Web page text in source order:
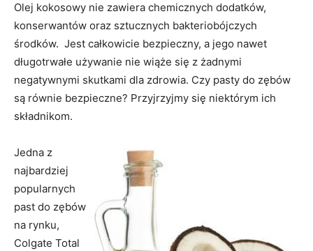
Olej kokosowy nie zawiera chemicznych dodatków,
konserwantów oraz sztucznych bakteriobójczych
środków. Jest całkowicie bezpieczny, a jego nawet
długotrwałe używanie nie wiąże się z żadnymi
negatywnymi skutkami dla zdrowia. Czy pasty do zębów
są równie bezpieczne? Przyjrzyjmy się niektórym ich
składnikom.
Jedna z
najbardziej
popularnych
past do zębów
na rynku,
Colgate Total